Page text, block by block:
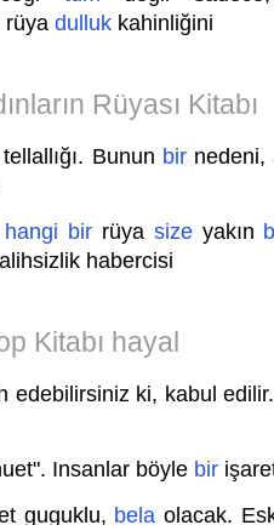
rüya dulluk kahinliğini
Rüyası Kitabı
Bunun birnedeni,
hangi bir rüya sizeyakın
habercisi
Kitabı hayal
edebilirsiniz ki, kabul
Insanlar böyle bir
guguklu, bela olacak.